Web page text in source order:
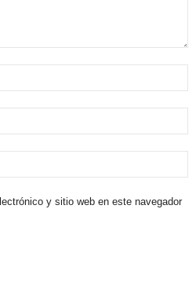
y sitio web en este navegador